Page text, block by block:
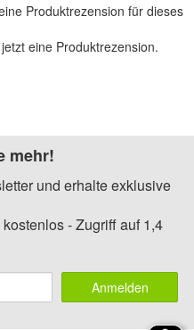
Produktrezension für dieses
eine Produktrezension.
mehr!
und erhalte exklusive
- Zugriff auf 1,4
Anmelden